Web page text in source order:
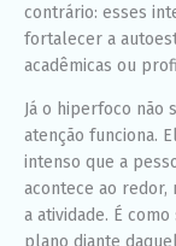
contrário: esses
fortalecer a
acadêmicas ou
Já o hiperfoco não
atenção funciona.
intenso que a
acontece ao
a atividade. É
plano diante